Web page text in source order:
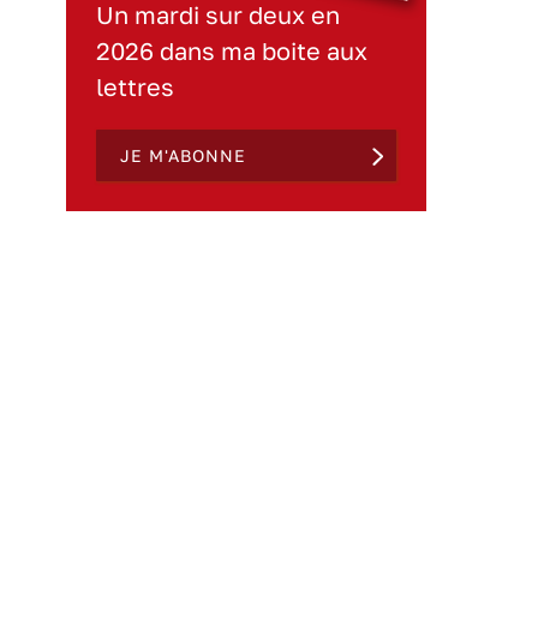
Un mardi sur deux en
2026 dans ma boite aux
lettres
JE M'ABONNE